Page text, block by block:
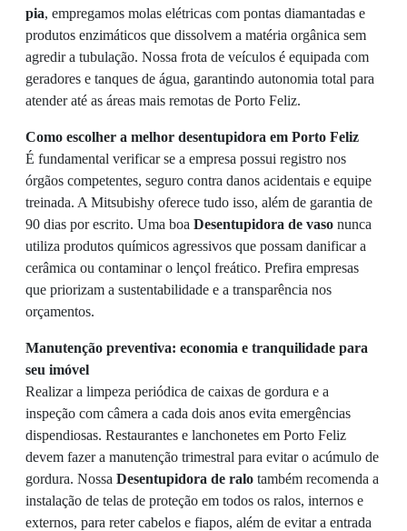
pia, empregamos molas elétricas com pontas diamantadas e
produtos enzimáticos que dissolvem a matéria orgânica sem
agredir a tubulação. Nossa frota de veículos é equipada com
geradores e tanques de água, garantindo autonomia total para
atender até as áreas mais remotas de Porto Feliz.
Como escolher a melhor desentupidora em Porto Feliz
É fundamental verificar se a empresa possui registro nos
órgãos competentes, seguro contra danos acidentais e equipe
treinada. A Mitsubishy oferece tudo isso, além de garantia de
90 dias por escrito. Uma boa Desentupidora de vaso nunca
utiliza produtos químicos agressivos que possam danificar a
cerâmica ou contaminar o lençol freático. Prefira empresas
que priorizam a sustentabilidade e a transparência nos
orçamentos.
Manutenção preventiva: economia e tranquilidade para
seu imóvel
Realizar a limpeza periódica de caixas de gordura e a
inspeção com câmera a cada dois anos evita emergências
dispendiosas. Restaurantes e lanchonetes em Porto Feliz
devem fazer a manutenção trimestral para evitar o acúmulo de
gordura. Nossa Desentupidora de ralo também recomenda a
instalação de telas de proteção em todos os ralos, internos e
externos, para reter cabelos e fiapos, além de evitar a entrada